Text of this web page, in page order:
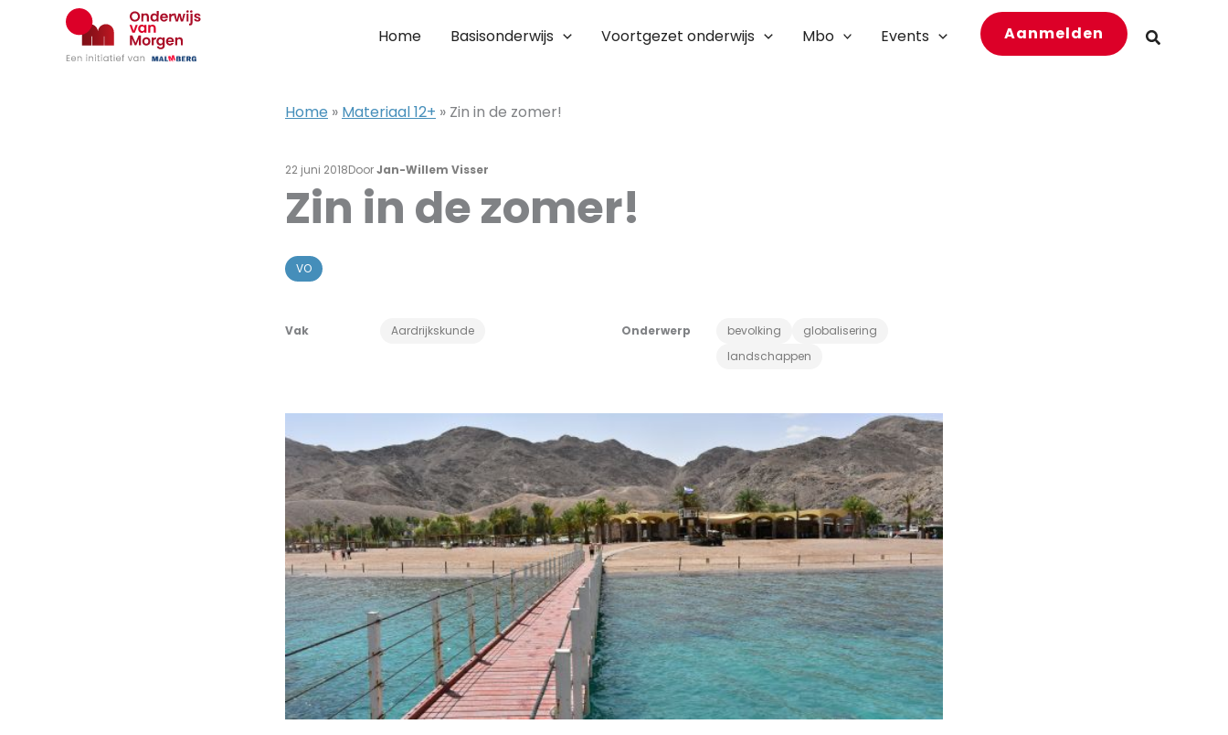
Home Basisonderwijs Voortgezet onderwijs Mbo Events Aanmelden Zoeken
Home » Materiaal 12+ » Zin in de zomer!
22 juni 2018DoorJan-Willem Visser
VO
Vak Aardrijkskunde Onderwerp bevolking
globalisering
landschappen
Zin in de zomer!